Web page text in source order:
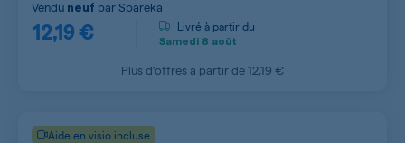
12,19 €
Vendu neuf parSpareka
Livré à partir du
Samedi 8 août
Plus d’offres à partir de12,19 €
Aide en visio incluse